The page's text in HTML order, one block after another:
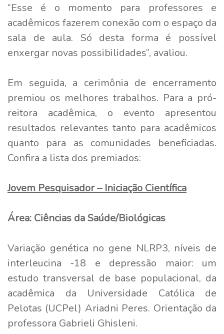
“Esse é o momento para professores e
acadêmicos fazerem conexão com o espaço da
sala de aula. Só desta forma é possível
enxergar novas possibilidades”, avaliou.
Em seguida, a cerimônia de encerramento
premiou os melhores trabalhos. Para a pró-
reitora acadêmica, o evento apresentou
resultados relevantes tanto para acadêmicos
quanto para as comunidades beneficiadas.
Confira a lista dos premiados:
Jovem Pesquisador – Iniciação Científica
Área: Ciências da Saúde/Biológicas
Variação genética no gene NLRP3, níveis de
interleucina -18 e depressão maior: um
estudo transversal de base populacional, da
acadêmica da Universidade Católica de
Pelotas (UCPel) Ariadni Peres. Orientação da
professora Gabrieli Ghisleni.